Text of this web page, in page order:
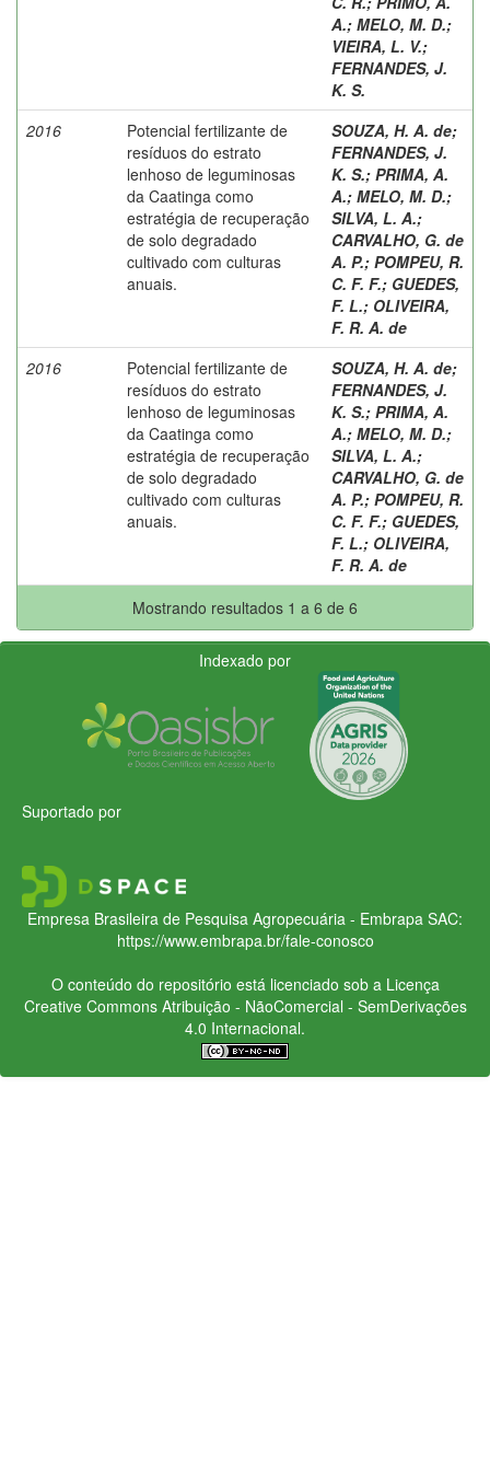
A.; MELO, M. D.;
VIEIRA, L. V.;
FERNANDES, J.
K. S.
2016
Potencial fertilizante de
resíduos do estrato
lenhoso de leguminosas
da Caatinga como
estratégia de recuperação
de solo degradado
cultivado com culturas
anuais.
SOUZA, H. A. de;
FERNANDES, J.
K. S.; PRIMA, A.
A.; MELO, M. D.;
SILVA, L. A.;
CARVALHO, G. de
A. P.; POMPEU, R.
C. F. F.; GUEDES,
F. L.; OLIVEIRA,
F. R. A. de
2016
Potencial fertilizante de
resíduos do estrato
lenhoso de leguminosas
da Caatinga como
estratégia de recuperação
de solo degradado
cultivado com culturas
anuais.
SOUZA, H. A. de;
FERNANDES, J.
K. S.; PRIMA, A.
A.; MELO, M. D.;
SILVA, L. A.;
CARVALHO, G. de
A. P.; POMPEU, R.
C. F. F.; GUEDES,
F. L.; OLIVEIRA,
F. R. A. de
Mostrando resultados 1 a 6 de 6
Indexado por
Suportado por
Empresa Brasileira de Pesquisa Agropecuária - Embrapa SAC:
https://www.embrapa.br/fale-conosco
O conteúdo do repositório está licenciado sob a Licença
Creative CommonsAtribuição - NãoComercial - SemDerivações
4.0 Internacional.